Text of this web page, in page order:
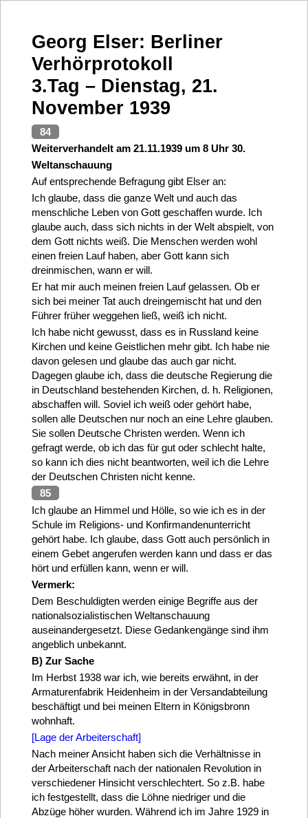
Georg Elser: Berliner
Verhörprotokoll
3.Tag – Dienstag, 21.
November 1939
84
Weiterverhandelt am 21.11.1939 um 8 Uhr 30.
Weltanschauung
Auf entsprechende Befragung gibt Elser an:
Ich glaube, dass die ganze Welt und auch das
menschliche Leben von Gott geschaffen wurde. Ich
glaube auch, dass sich nichts in der Welt abspielt, von
dem Gott nichts weiß. Die Menschen werden wohl
einen freien Lauf haben, aber Gott kann sich
dreinmischen, wann er will.
Er hat mir auch meinen freien Lauf gelassen. Ob er
sich bei meiner Tat auch dreingemischt hat und den
Führer früher weggehen ließ, weiß ich nicht.
Ich habe nicht gewusst, dass es in Russland keine
Kirchen und keine Geistlichen mehr gibt. Ich habe nie
davon gelesen und glaube das auch gar nicht.
Dagegen glaube ich, dass die deutsche Regierung die
in Deutschland bestehenden Kirchen, d. h. Religionen,
abschaffen will. Soviel ich weiß oder gehört habe,
sollen alle Deutschen nur noch an eine Lehre glauben.
Sie sollen Deutsche Christen werden. Wenn ich
gefragt werde, ob ich das für gut oder schlecht halte,
so kann ich dies nicht beantworten, weil ich die Lehre
der Deutschen Christen nicht kenne.
85
Ich glaube an Himmel und Hölle, so wie ich es in der
Schule im Religions- und Konfirmandenunterricht
gehört habe. Ich glaube, dass Gott auch persönlich in
einem Gebet angerufen werden kann und dass er das
hört und erfüllen kann, wenn er will.
Vermerk:
Dem Beschuldigten werden einige Begriffe aus der
nationalsozialistischen Weltanschauung
auseinandergesetzt. Diese Gedankengänge sind ihm
angeblich unbekannt.
B) Zur Sache
Im Herbst 1938 war ich, wie bereits erwähnt, in der
Armaturenfabrik Heidenheim in der Versandabteilung
beschäftigt und bei meinen Eltern in Königsbronn
wohnhaft.
[Lage der Arbeiterschaft]
Nach meiner Ansicht haben sich die Verhältnisse in
der Arbeiterschaft nach der nationalen Revolution in
verschiedener Hinsicht verschlechtert. So z.B. habe
ich festgestellt, dass die Löhne niedriger und die
Abzüge höher wurden. Während ich im Jahre 1929 in